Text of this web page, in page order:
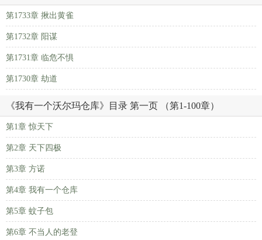
第1733章 揪出黄雀
第1732章 阳谋
第1731章 临危不惧
第1730章 劫道
《我有一个沃尔玛仓库》目录 第一页 （第1-100章）
第1章 惊天下
第2章 天下四极
第3章 方诺
第4章 我有一个仓库
第5章 蚊子包
第6章 不当人的老登